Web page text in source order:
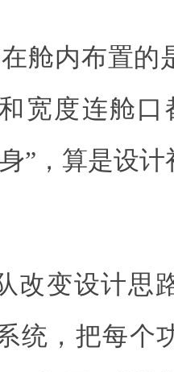
舱内布置的
宽度连舱口
”，算是设
改变设计思
统，把每个